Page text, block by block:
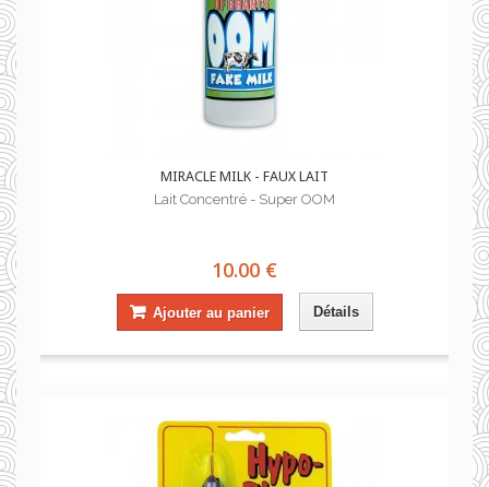
MIRACLE MILK - FAUX LAIT
Lait Concentré - Super OOM
10.00 €
Ajouter au panier Détails